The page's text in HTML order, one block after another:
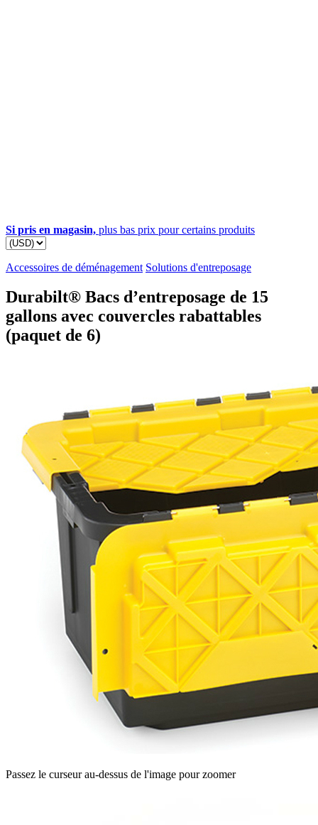
Si pris en magasin, plus bas prix pour certains produits
Accessoires de déménagement Solutions d'entreposage
Durabilt® Bacs d’entreposage de 15
gallons avec couvercles rabattables
(paquet de 6)
Passez le curseur au-dessus de l'image pour zoomer